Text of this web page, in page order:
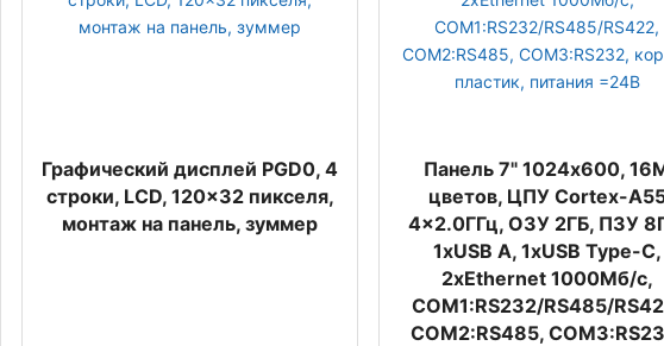
Графический дисплей PGD0, 4
строки, LCD, 120x32 пикселя,
монтаж на панель, зуммер
Панель 7" 1024x600,
цветов, ЦПУ Cortex-
4x2.0ГГц, ОЗУ 2ГБ, ПЗУ
1хUSB A, 1xUSB Type-C,
2xEthernet 1000Мб/с,
COM1:RS232/RS485/
COM2:RS485,